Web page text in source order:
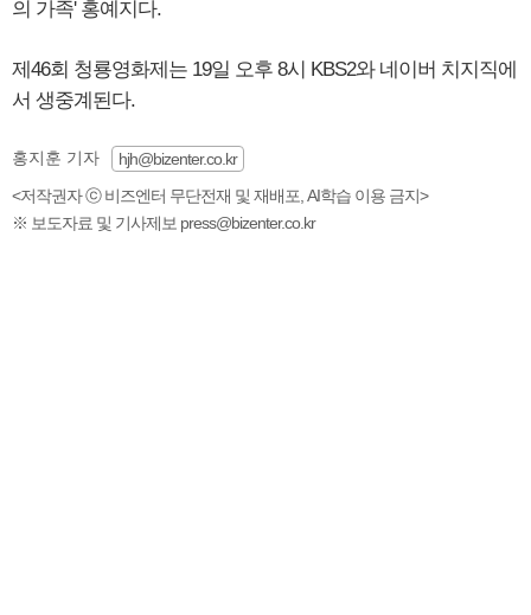
의 가족' 홍예지다.
제46회 청룡영화제는 19일 오후 8시 KBS2와 네이버 치지직에
서 생중계된다.
홍지훈 기자
hjh@bizenter.co.kr
<저작권자 ⓒ 비즈엔터 무단전재 및 재배포, AI학습 이용 금지>
※ 보도자료 및 기사제보 press@bizenter.co.kr